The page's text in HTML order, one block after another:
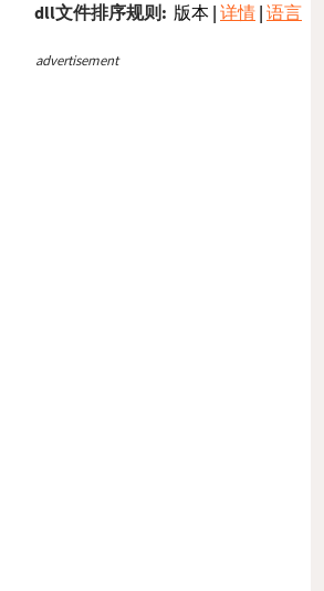
dll文件排序规则: 版本 | 详情 | 语言
advertisement